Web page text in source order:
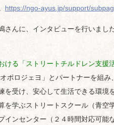
https://ngo-ayus.jp/support/
んに、インタビューを行いました
ける「ストリートチルドレン支援
ポロジェヨ」とパートナーを組み
を受け、安心して生活できる環境
を学ぶストリートスクール（青空
インセンター（２４時間対応可能